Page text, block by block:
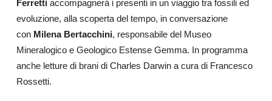
Ferrettiaccompagnerà i presenti in un viaggio tra fossili ed
evoluzione, alla scoperta del tempo, in conversazione
con Milena Bertacchini, responsabile del Museo
Mineralogico e Geologico Estense Gemma. In programma
anche letture di brani di Charles Darwin a cura di Francesco
Rossetti.